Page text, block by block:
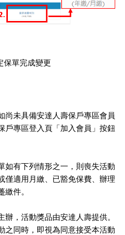
單完成變更
尚未具備安達人壽保戶專區會員
戶專區登入頁「加入會員」按鈕
如有下列情形之一，則喪失活動
僅適用月繳、已豁免保費、辦理
繳件。
辦，活動獎品由安達人壽提供。
之同時，即視為同意接受本活動